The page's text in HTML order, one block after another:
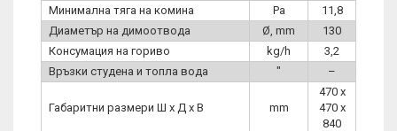
Минимална тяга на комина Pa
11,8
Диаметър на димоотвода
Ø, mm
130
Консумация на гориво
kg/h
3,2
Връзки студена и топла вода
″ –
Габаритни размери Ш x Д x В mm
470 x
470 x
840